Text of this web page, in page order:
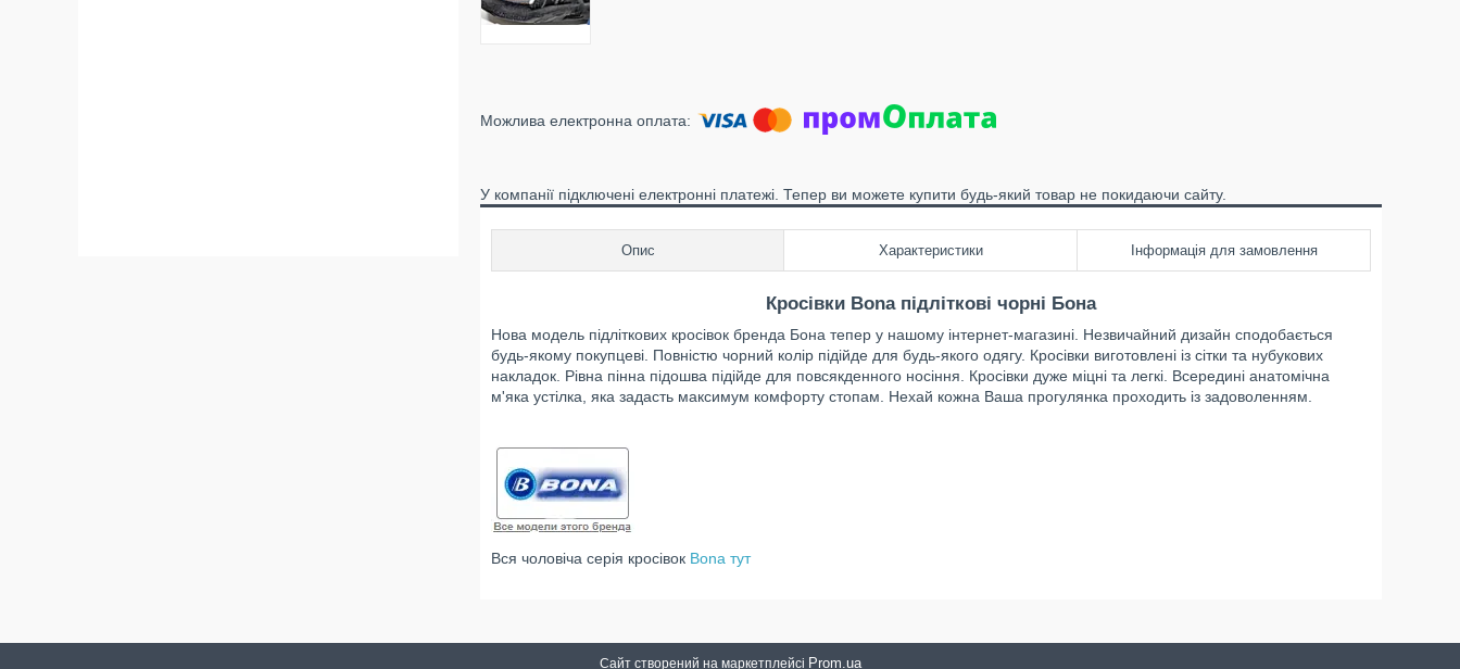
У компанії підключені електронні платежі. Тепер ви можете купити будь-який товар не покидаючи сайту.
Опис Характеристики Інформація для замовлення
Кросівки Bona підліткові чорні Бона
Нова модель підліткових кросівок бренда Бона тепер у нашому інтернет-магазині. Незвичайний дизайн сподобається
будь-якому покупцеві. Повністю чорний колір підійде для будь-якого одягу. Кросівки виготовлені із сітки та нубукових
накладок. Рівна пінна підошва підійде для повсякденного носіння. Кросівки дуже міцні та легкі. Всередині анатомічна
м'яка устілка, яка задасть максимум комфорту стопам. Нехай кожна Ваша прогулянка проходить із задоволенням.
Вся чоловіча серія кросівок Bona тут
Сайт створений на маркетплейсі Prom.ua